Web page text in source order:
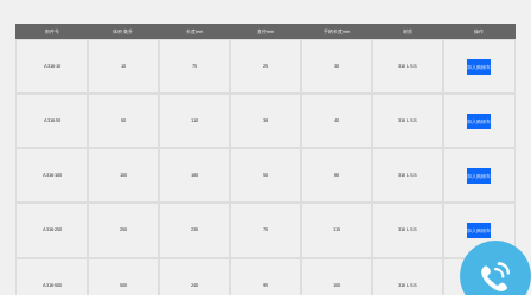
部件号 体积 毫升 长度mm 直径mm 手柄长度mm 材质 操作
A316-10 10 75 25 30 316 L SS 加入购物车
A316-50 50 110 38 40 316 L SS 加入购物车
A316-100 100 180 50 80 316 L SS 加入购物车
A316-250 250 235 75 115 316 L SS 加入购物车
A316-500 500 240 95 100 316 L SS 加入购物车